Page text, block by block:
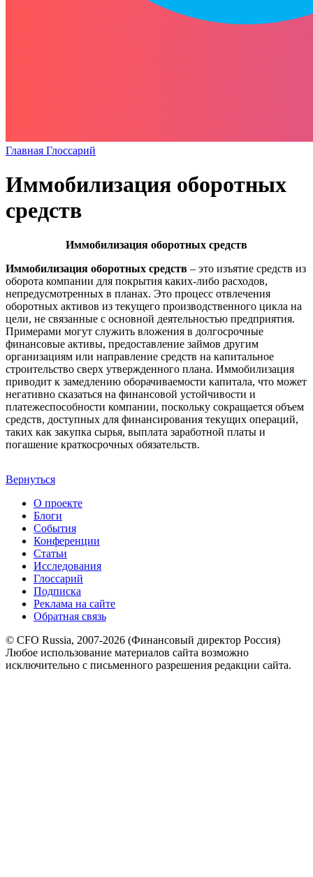
Главная Глоссарий
Иммобилизация оборотных
средств
Иммобилизация оборотных средств
Иммобилизация оборотных средств – это изъятие средств из
оборота компании для покрытия каких-либо расходов,
непредусмотренных в планах. Это процесс отвлечения
оборотных активов из текущего производственного цикла на
цели, не связанные с основной деятельностью предприятия.
Примерами могут служить вложения в долгосрочные
финансовые активы, предоставление займов другим
организациям или направление средств на капитальное
строительство сверх утвержденного плана. Иммобилизация
приводит к замедлению оборачиваемости капитала, что может
негативно сказаться на финансовой устойчивости и
платежеспособности компании, поскольку сокращается объем
средств, доступных для финансирования текущих операций,
таких как закупка сырья, выплата заработной платы и
погашение краткосрочных обязательств.
Вернуться
О проекте
Блоги
События
Конференции
Статьи
Исследования
Глоссарий
Подписка
Реклама на сайте
Обратная связь
© CFO Russia, 2007-2026 (Финансовый директор Россия)
Любое использование материалов сайта возможно
исключительно с письменного разрешения редакции сайта.